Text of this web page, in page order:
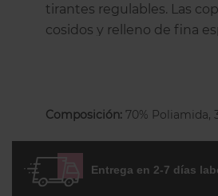
tirantes regulables. Las
cosidos y relleno de fina
aportar volumen extra, El
escote perfecto con rayas
y el cierre son más anchos
una buena sujeción y la
Composición: 70% Poliamida,
Entrega en 2-7 días